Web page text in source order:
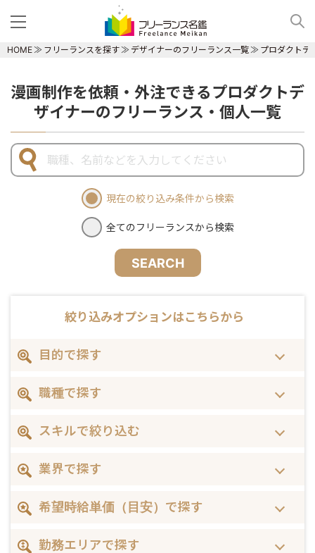
HOME フリーランスを探す デザイナーのフリーランス一覧 プロダクトデ
漫画制作を依頼・外注できるプロダクトデ
ザイナーのフリーランス・個人一覧
現在の絞り込み条件から検索
全てのフリーランスから検索
SEARCH
絞り込みオプションはこちらから
目的で探す
職種で探す
スキルで絞り込む
業界で探す
希望時給単価（目安）で探す
勤務エリアで探す